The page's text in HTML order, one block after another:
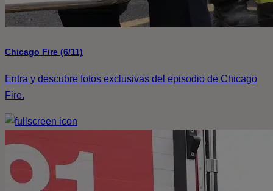
Chicago Fire (6/11)
Entra y descubre fotos exclusivas del episodio de Chicago
Fire.